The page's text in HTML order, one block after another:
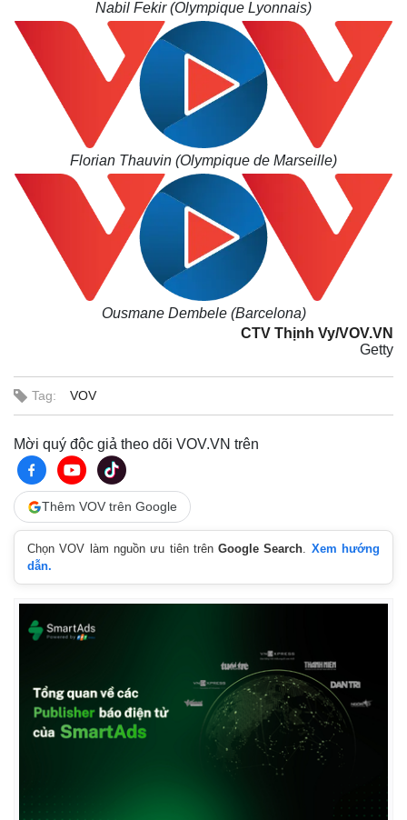
Nabil Fekir (Olympique Lyonnais)
Florian Thauvin (Olympique de Marseille)
Ousmane Dembele (Barcelona)
CTV Thịnh Vy/VOV.VN
Getty
Tag: VOV
Mời quý độc giả theo dõi VOV.VN trên
Thêm VOV trên Google
Chọn VOV làm nguồn ưu tiên trênGoogle Search. Xem hướng
dẫn.